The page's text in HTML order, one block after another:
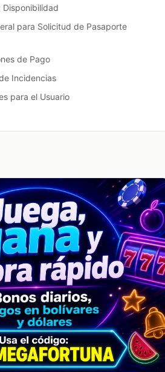
Disponibilidad
para Solicitud de Pasaporte
de Pago
Incidencias
para el Usuario